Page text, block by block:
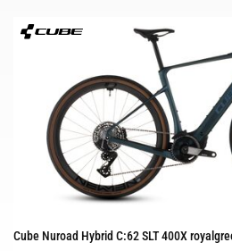
Cube Nuroad Hybrid C:62 SLT 400X